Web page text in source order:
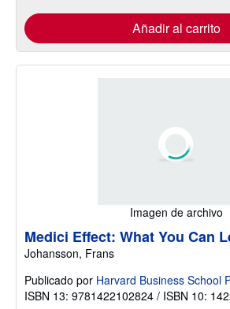
Añadir al carrito
Imagen de archivo
Medici Effect: What You Can
Johansson, Frans
Publicado por Harvard Business School
ISBN 13: 9781422102824 / ISBN 10: